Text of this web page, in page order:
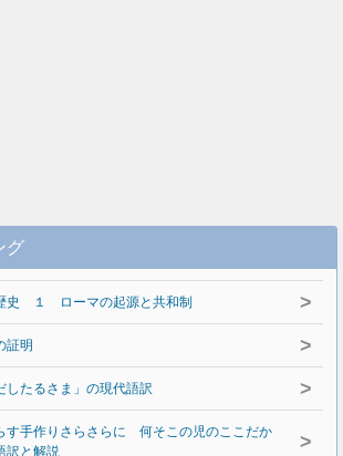
グ
史 １ ローマの起源と共和制 >
証明 >
したるさま」の現代語訳 >
す手作りさらさらに 何そこの児のここだか
訳と解説
>